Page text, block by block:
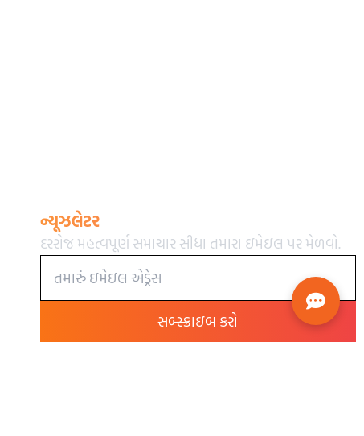
ન્યૂઝલેટર
દરરોજ મહત્વપૂર્ણ સમાચાર સીધા તમારા ઇમેઇલ પર મેળવો.
સબ્સ્ક્રાઇબ કરો